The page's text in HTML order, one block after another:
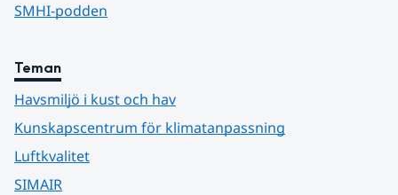
SMHI-podden
Teman
Havsmiljö i kust och hav
Kunskapscentrum för klimatanpassning
Luftkvalitet
SIMAIR